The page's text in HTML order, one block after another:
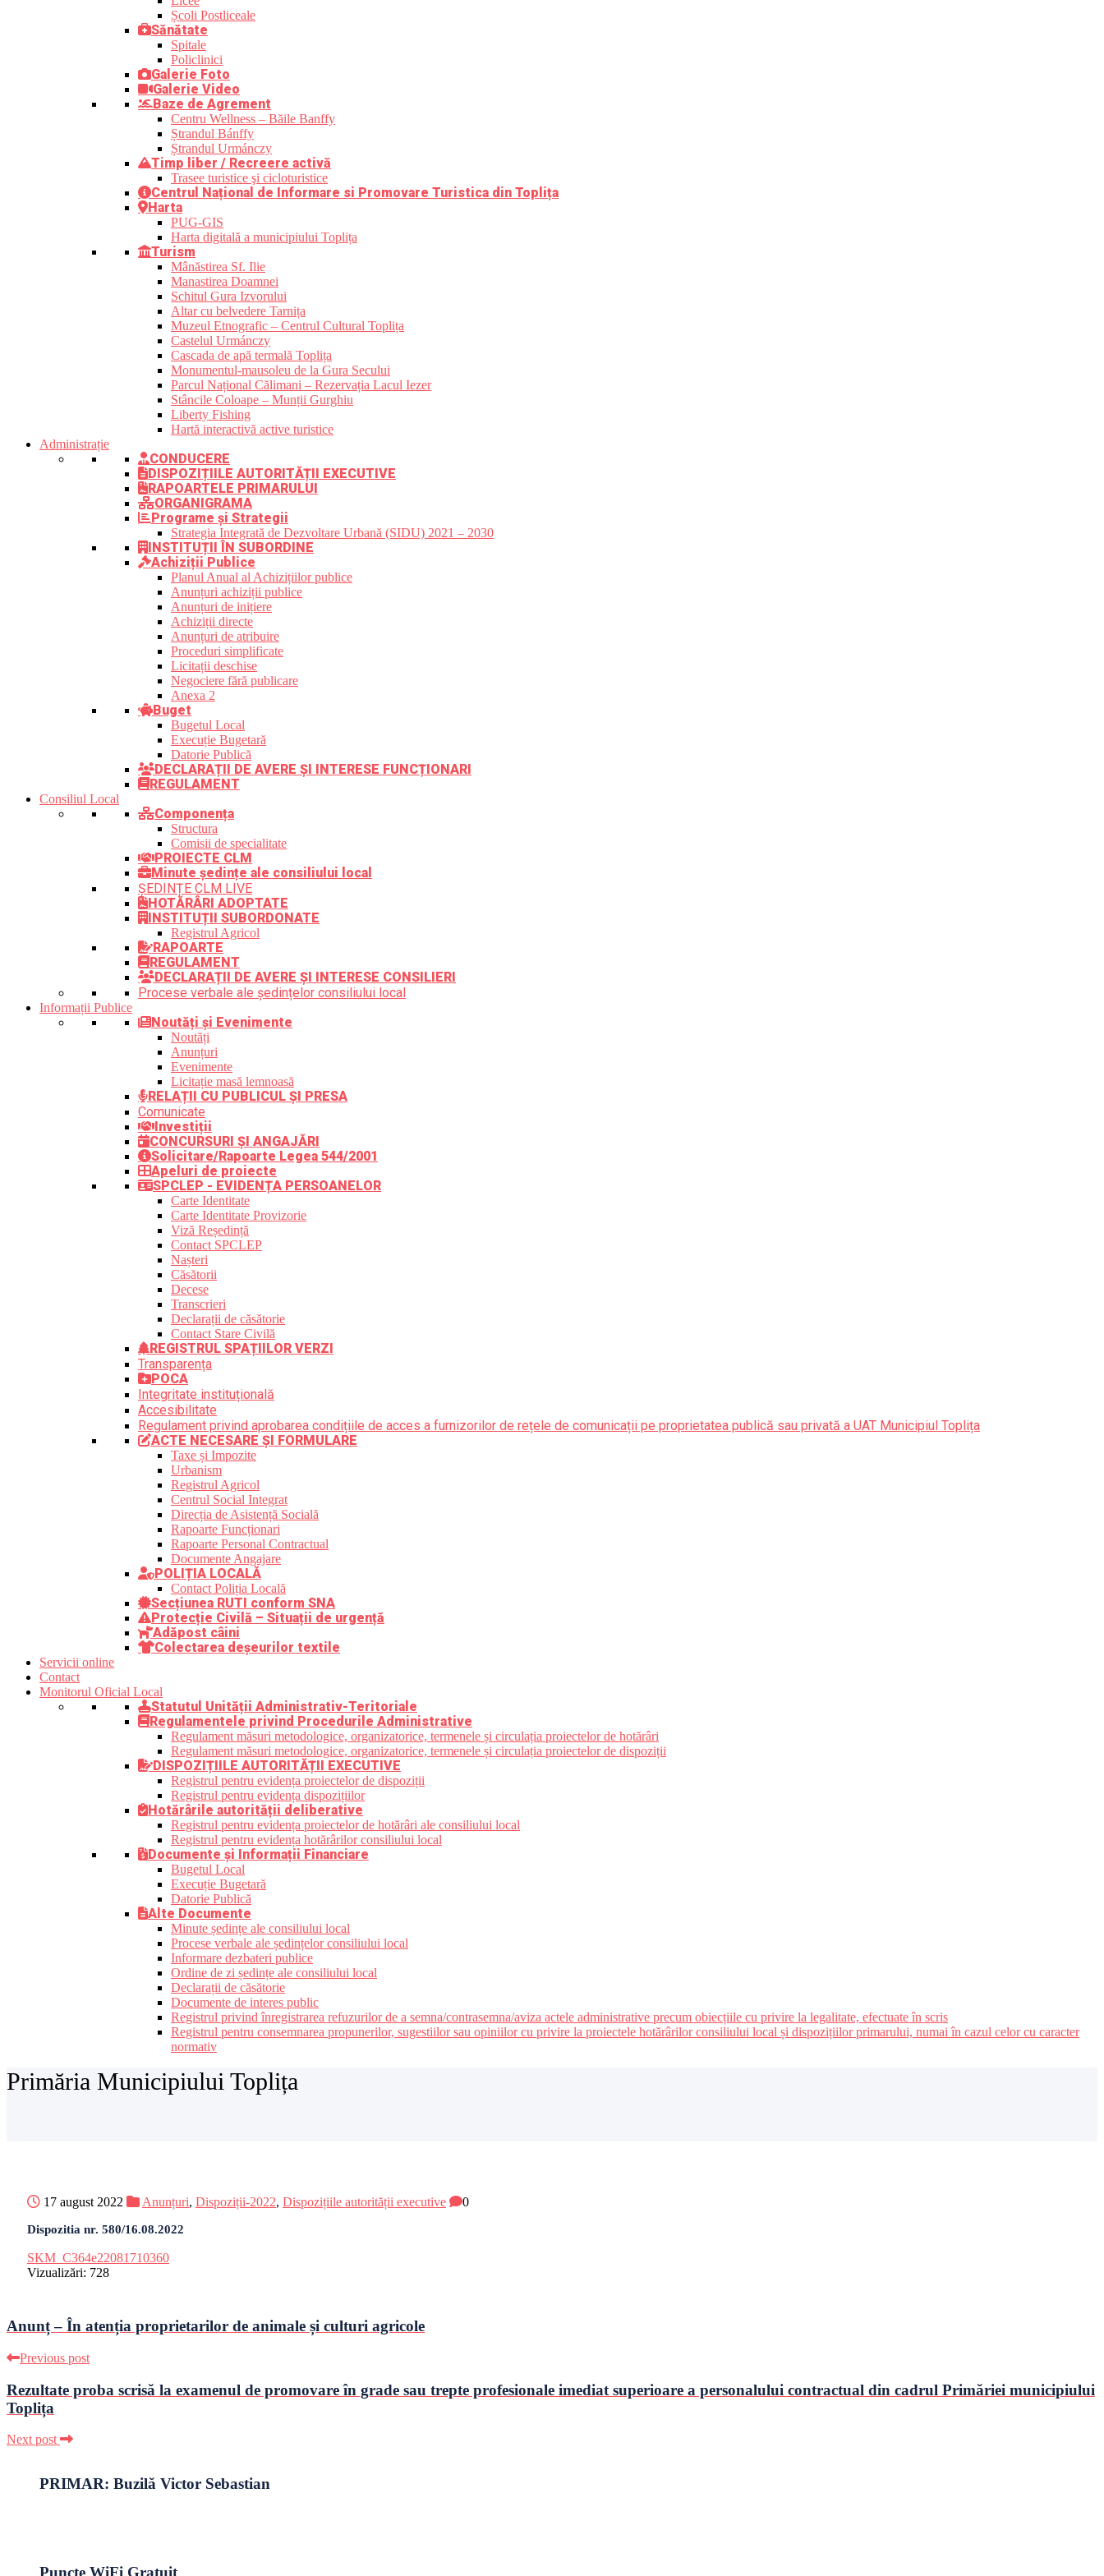
Școli Postliceale
Sănătate
Spitale
Policlinici
Galerie Foto
Galerie Video
Baze de Agrement
Centru Wellness – Băile Banffy
Ștrandul Bánffy
Ștrandul Urmánczy
Timp liber / Recreere activă
Trasee turistice şi cicloturistice
Centrul Național de Informare si Promovare Turistica din Toplița
Harta
PUG-GIS
Harta digitală a municipiului Toplița
Turism
Mânăstirea Sf. Ilie
Manastirea Doamnei
Schitul Gura Izvorului
Altar cu belvedere Tarnița
Muzeul Etnografic – Centrul Cultural Toplița
Castelul Urmánczy
Cascada de apă termală Toplița
Monumentul-mausoleu de la Gura Secului
Parcul Național Călimani – Rezervația Lacul Iezer
Stâncile Coloape – Munții Gurghiu
Liberty Fishing
Hartă interactivă active turistice
Administrație
CONDUCERE
DISPOZIȚIILE AUTORITĂȚII EXECUTIVE
RAPOARTELE PRIMARULUI
ORGANIGRAMA
Programe și Strategii
Strategia Integrată de Dezvoltare Urbană (SIDU) 2021 – 2030
INSTITUȚII ÎN SUBORDINE
Achiziții Publice
Planul Anual al Achizițiilor publice
Anunțuri achiziții publice
Anunțuri de inițiere
Achiziții directe
Anunțuri de atribuire
Proceduri simplificate
Licitații deschise
Negociere fără publicare
Anexa 2
Buget
Bugetul Local
Execuție Bugetară
Datorie Publică
DECLARAȚII DE AVERE ȘI INTERESE FUNCȚIONARI
REGULAMENT
Consiliul Local
Componența
Structura
Comisii de specialitate
PROIECTE CLM
Minute ședințe ale consiliului local
ȘEDINȚE CLM LIVE
HOTĂRÂRI ADOPTATE
INSTITUȚII SUBORDONATE
Registrul Agricol
RAPOARTE
REGULAMENT
DECLARAȚII DE AVERE ȘI INTERESE CONSILIERI
Procese verbale ale ședințelor consiliului local
Informații Publice
Noutăți și Evenimente
Noutăți
Anunțuri
Evenimente
Licitație masă lemnoasă
RELAȚII CU PUBLICUL ȘI PRESA
Comunicate
Investiții
CONCURSURI ȘI ANGAJĂRI
Solicitare/Rapoarte Legea 544/2001
Apeluri de proiecte
SPCLEP - EVIDENȚA PERSOANELOR
Carte Identitate
Carte Identitate Provizorie
Viză Reședință
Contact SPCLEP
Nașteri
Căsătorii
Decese
Transcrieri
Declarații de căsătorie
Contact Stare Civilă
REGISTRUL SPAȚIILOR VERZI
Transparența
POCA
Integritate instituțională
Accesibilitate
Regulament privind aprobarea condițiile de acces a furnizorilor de rețele de comunicații pe proprietatea publică sau privată a UAT Municipiul Toplița
ACTE NECESARE ȘI FORMULARE
Taxe și Impozite
Urbanism
Registrul Agricol
Centrul Social Integrat
Direcția de Asistență Socială
Rapoarte Funcționari
Rapoarte Personal Contractual
Documente Angajare
POLIȚIA LOCALĂ
Contact Poliția Locală
Secțiunea RUTI conform SNA
Protecție Civilă – Situații de urgență
Adăpost câini
Colectarea deșeurilor textile
Servicii online
Contact
Monitorul Oficial Local
Statutul Unității Administrativ-Teritoriale
Regulamentele privind Procedurile Administrative
Regulament măsuri metodologice, organizatorice, termenele și circulația proiectelor de hotărâri
Regulament măsuri metodologice, organizatorice, termenele și circulația proiectelor de dispoziții
DISPOZIȚIILE AUTORITĂȚII EXECUTIVE
Registrul pentru evidența proiectelor de dispoziții
Registrul pentru evidența dispozițiilor
Hotărârile autorității deliberative
Registrul pentru evidența proiectelor de hotărâri ale consiliului local
Registrul pentru evidența hotărârilor consiliului local
Documente și Informații Financiare
Bugetul Local
Execuție Bugetară
Datorie Publică
Alte Documente
Minute ședințe ale consiliului local
Procese verbale ale ședințelor consiliului local
Informare dezbateri publice
Ordine de zi ședințe ale consiliului local
Declarații de căsătorie
Documente de interes public
Registrul privind înregistrarea refuzurilor de a semna/contrasemna/aviza actele administrative precum obiecțiile cu privire la legalitate, efectuate în scris
Registrul pentru consemnarea propunerilor, sugestiilor sau opiniilor cu privire la proiectele hotărârilor consiliului local și dispozițiilor primarului, numai în cazul celor cu caracter
normativ
Primăria Municipiului Toplița
17 august 2022 Anunțuri, Dispoziții-2022, Dispozițiile autorității executive 0
Dispozitia nr. 580/16.08.2022
SKM_C364e22081710360
Vizualizări: 728
Anunț – În atenția proprietarilor de animale și culturi agricole
Previous post
Rezultate proba scrisă la examenul de promovare în grade sau trepte profesionale imediat superioare a personalului contractual din cadrul Primăriei municipiului
Toplița
Next post
PRIMAR: Buzilă Victor Sebastian
Puncte WiFi Gratuit